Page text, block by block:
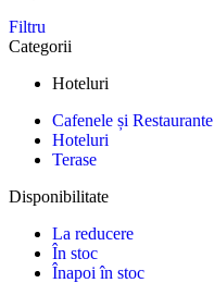
Filtru
Categorii
Hoteluri
Cafenele și Restaurante
Hoteluri
Terase
Disponibilitate
La reducere
În stoc
Înapoi în stoc